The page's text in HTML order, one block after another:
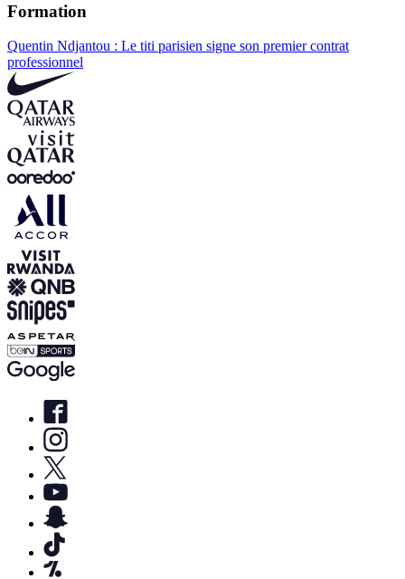
Formation
Quentin Ndjantou : Le titi parisien signe son premier contrat
professionnel